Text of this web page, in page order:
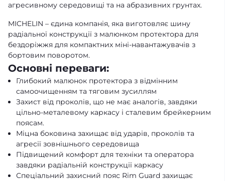
агресивному середовищі та на абразивних грунтах.
MICHELIN – єдина компанія, яка виготовляє шину
радіальної конструкції з малюнком протектора для
бездоріжжя для компактних міні-навантажувачів з
бортовим поворотом.
Основні переваги:
Глибокий малюнок протектора з відмінним
самоочищенням та тяговим зусиллям
Захист від проколів, що не має аналогів, завдяки
цільно-металевому каркасу і сталевим брейкерним
поясам.
Міцна боковина захищає від ударів, проколів та
агресії зовнішнього середовища
Підвищений комфорт для техніки та оператора
завдяки радіальній конструкції каркасу
Спеціальний захисний пояс Rim Guard захищає